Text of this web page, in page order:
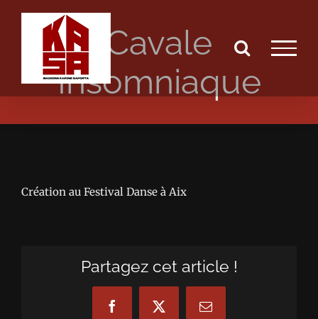
Passer
Cavale
Insomniaque
Création au Festival Danse à Aix
Partagez cet article !
FacebookX Email